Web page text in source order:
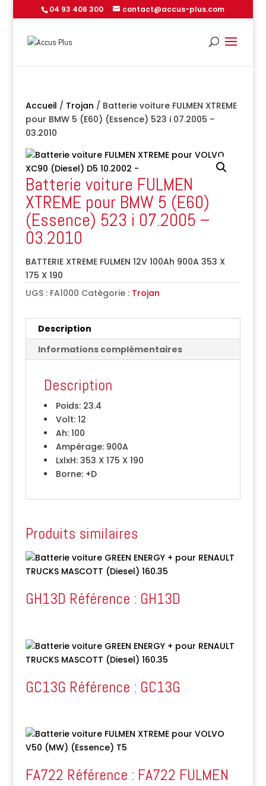
04 93 406 300 contact@accus-plus.com
Accueil / Trojan / Batterie voiture FULMEN XTREME
pour BMW 5 (E60) (Essence) 523 i 07.2005 –
03.2010
Batterie voiture FULMEN
XTREME pour BMW 5 (E60)
(Essence) 523 i 07.2005 –
03.2010
BATTERIE XTREME FULMEN 12V 100Ah 900A 353 X
175 X 190
UGS : FA1000 Catégorie : Trojan
Description
Informations complémentaires
Description
Poids:23.4
Volt:12
Ah:100
Ampérage:900A
LxlxH:353 X 175 X 190
Borne:+D
Produits similaires
GH13D Référence : GH13D
GC13G Référence : GC13G
FA722 Référence : FA722 FULMEN